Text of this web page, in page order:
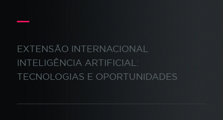
EXTENSÃO INTERNACIONAL
INTELIGÊNCIA ARTIFICIAL:
TECNOLOGIAS E OPORTUNIDADES